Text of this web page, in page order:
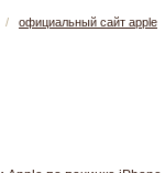
/ официальный сайт apple